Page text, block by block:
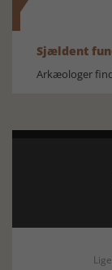
Sjældent
Arkæologer